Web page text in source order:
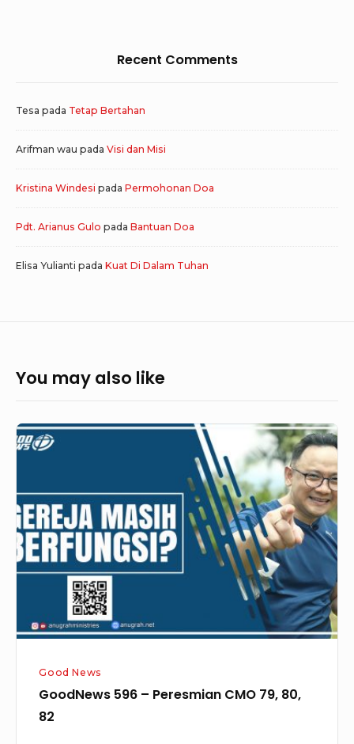
Recent Comments
Tesa pada Tetap Bertahan
Arifman wau pada Visi dan Misi
Kristina Windesi pada Permohonan Doa
Pdt. Arianus Gulo pada Bantuan Doa
Elisa Yulianti pada Kuat Di Dalam Tuhan
You may also like
GoodNews
596
Peresmian
CMO
79,
80,
Good News
GoodNews 596 – Peresmian CMO 79, 80,
82